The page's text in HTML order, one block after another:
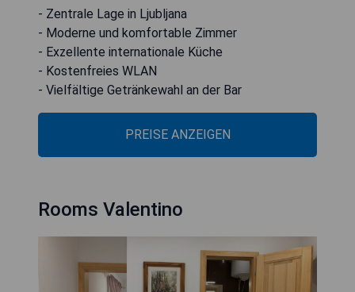
- Zentrale Lage in Ljubljana
- Moderne und komfortable Zimmer
- Exzellente internationale Küche
- Kostenfreies WLAN
- Vielfältige Getränkewahl an der Bar
PREISE ANZEIGEN
Rooms Valentino